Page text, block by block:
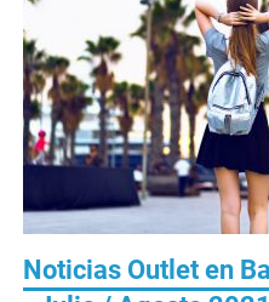
Noticias Outlet en